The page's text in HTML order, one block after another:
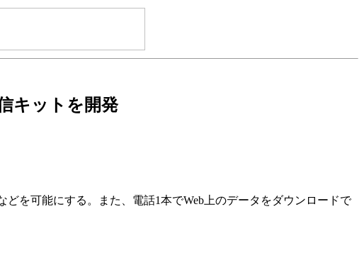
キットを開発
を可能にする。また、電話1本でWeb上のデータをダウンロードで